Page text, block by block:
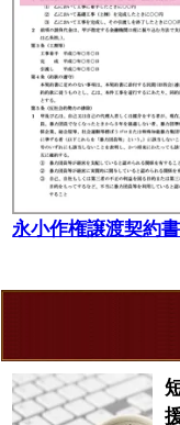
永小作権譲渡契約書